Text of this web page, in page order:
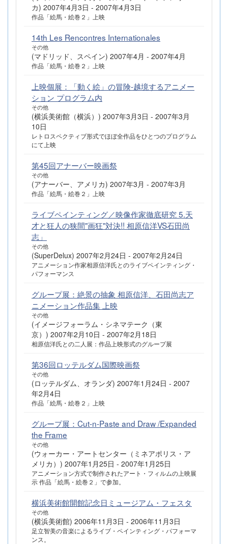
カ) 2007年4月3日 - 2007年4月3日
作品「絵馬・絵巻２」上映
14th Les Rencontres Internationales
その他
(マドリッド、スペイン) 2007年4月 - 2007年4月
作品「絵馬・絵巻２」上映
上映個展：「動く絵」の冒険-越境するアニメー
ション プログラム内
その他
(横浜美術館（横浜）) 2007年3月3日 - 2007年3月
10日
レトロスペクティブ形式でほぼ全作品をひとつのプログラム
にて上映
第45回アナーバー映画祭
その他
(アナーバー、アメリカ) 2007年3月 - 2007年3月
作品「絵馬・絵巻２」上映
ライブペインティング／映像作家徹底研究 5.天
才と狂人の狭間"画狂"対決!! 相原信洋VS石田尚
志」
その他
(SuperDelux) 2007年2月24日 - 2007年2月24日
アニメーション作家相原信洋氏とのライブペインティング・
パフォーマンス
グループ展：絶景の抽象 相原信洋、石田尚志ア
ニメーション作品集 上映
その他
(イメージフォーラム・シネマテーク（東
京）) 2007年2月10日 - 2007年2月18日
相原信洋氏との二人展：作品上映形式のグループ展
第36回ロッテルダム国際映画祭
その他
(ロッテルダム、オランダ) 2007年1月24日 - 2007
年2月4日
作品「絵馬・絵巻２」上映
グループ展：Cut-n-Paste and Draw /Expanded
the Frame
その他
(ウォーカー・アートセンター（ミネアポリス・ア
メリカ）) 2007年1月25日 - 2007年1月25日
アニメーション方式で制作されたアート・フィルムの上映展
示 作品「絵馬・絵巻２」で参加。
横浜美術館開館記念日ミュージアム・フェスタ
その他
(横浜美術館) 2006年11月3日 - 2006年11月3日
足立智美の音楽によるライブ・ペインティング・パフォーマ
ンス。